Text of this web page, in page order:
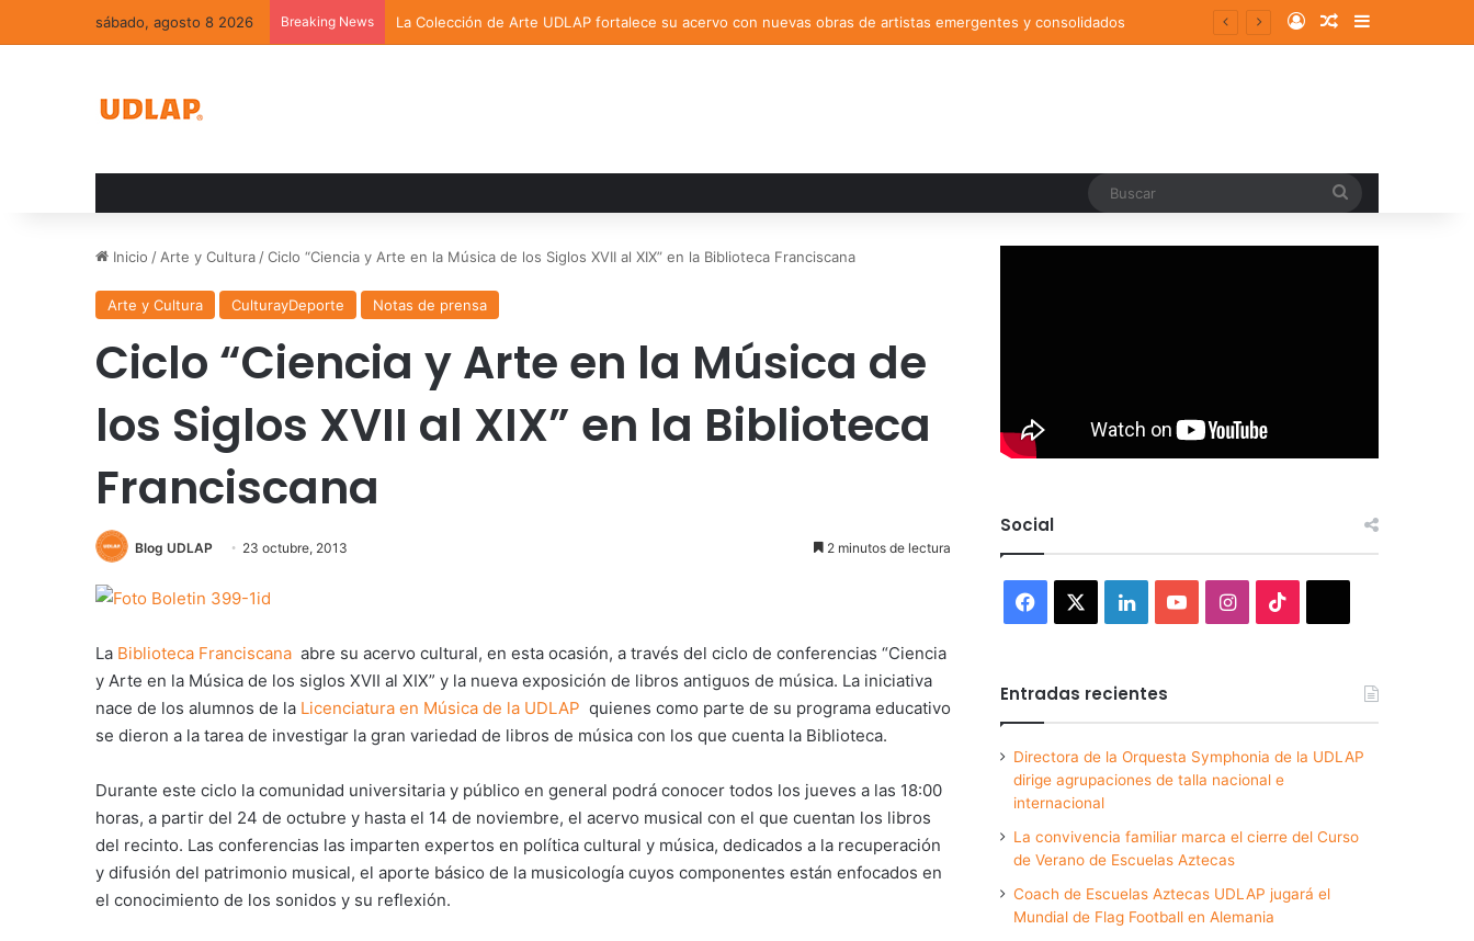
sábado, agosto 8 2026 Breaking News La Colección de Arte UDLAP fortalece su acervo con nuevas obras de artistas emergentes y consolidados Log InRandom Article
Sidebar
Inicio / Arte y Cultura /Ciclo “Ciencia y Arte en la Música de los Siglos XVII al XIX” en la Biblioteca Franciscana
Arte y Cultura CulturayDeporte Notas de prensa
Ciclo “Ciencia y Arte en la Música de
los Siglos XVII al XIX” en la Biblioteca
Franciscana
Blog UDLAP 23 octubre, 2013 2 minutos de lectura
La Biblioteca Franciscana abre su acervo cultural, en esta ocasión, a través del ciclo de conferencias “Ciencia
y Arte en la Música de los siglos XVII al XIX” y la nueva exposición de libros antiguos de música. La iniciativa
nace de los alumnos de la Licenciatura en Música de la UDLAP quienes como parte de su programa educativo
se dieron a la tarea de investigar la gran variedad de libros de música con los que cuenta la Biblioteca.
Durante este ciclo la comunidad universitaria y público en general podrá conocer todos los jueves a las 18:00
horas, a partir del 24 de octubre y hasta el 14 de noviembre, el acervo musical con el que cuentan los libros
del recinto. Las conferencias las imparten expertos en política cultural y música, dedicados a la recuperación
y difusión del patrimonio musical, el aporte básico de la musicología cuyos componentes están enfocados en
el conocimiento de los sonidos y su reflexión.
Social
Facebook LinkedInYouTubeInstagram
Entradas recientes
Directora de la Orquesta Symphonia de la UDLAP
dirige agrupaciones de talla nacional e
internacional
La convivencia familiar marca el cierre del Curso
de Verano de Escuelas Aztecas
Coach de Escuelas Aztecas UDLAP jugará el
Mundial de Flag Football en Alemania